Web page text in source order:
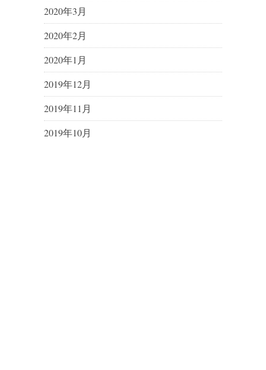
2020年3月
2020年2月
2020年1月
2019年12月
2019年11月
2019年10月